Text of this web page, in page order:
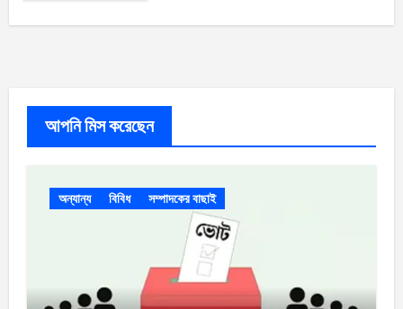
আপনি মিস করেছেন
অন্যান্য বিবিধ সম্পাদকের বাছাই